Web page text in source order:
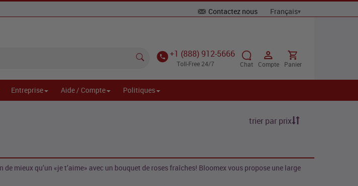
Contactez nous
+1 (888) 912-5666
Toll-Free 24/7 Chat Compte Panier
Entreprise Aide / Compte Politiques
trier par prix
mieux qu’un «je t’aime» avec un bouquet de roses fraîches! Bloomex vous propose une large